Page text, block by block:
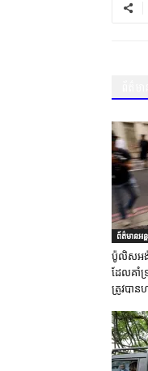
ព័ត៌មានអន្
ប៉ូលិសអង់គ្
ដែលគាំ
ត្រូវបាន